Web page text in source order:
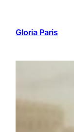
contenu
Gloria Paris